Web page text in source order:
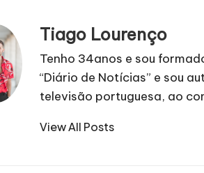
Tiago Lourenço
Tenho 34anos e sou
“Diário de Notícias” e sou
televisão portuguesa, ao
View All Posts